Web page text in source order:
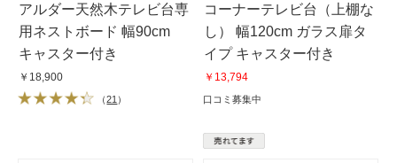
アルダー天然木テレビ台専
用ネストボード 幅90cm
キャスター付き
￥18,900
（21 ）
コーナーテレビ台（上棚な
し） 幅120cm ガラス扉タ
イプ キャスター付き
￥13,794
口コミ募集中